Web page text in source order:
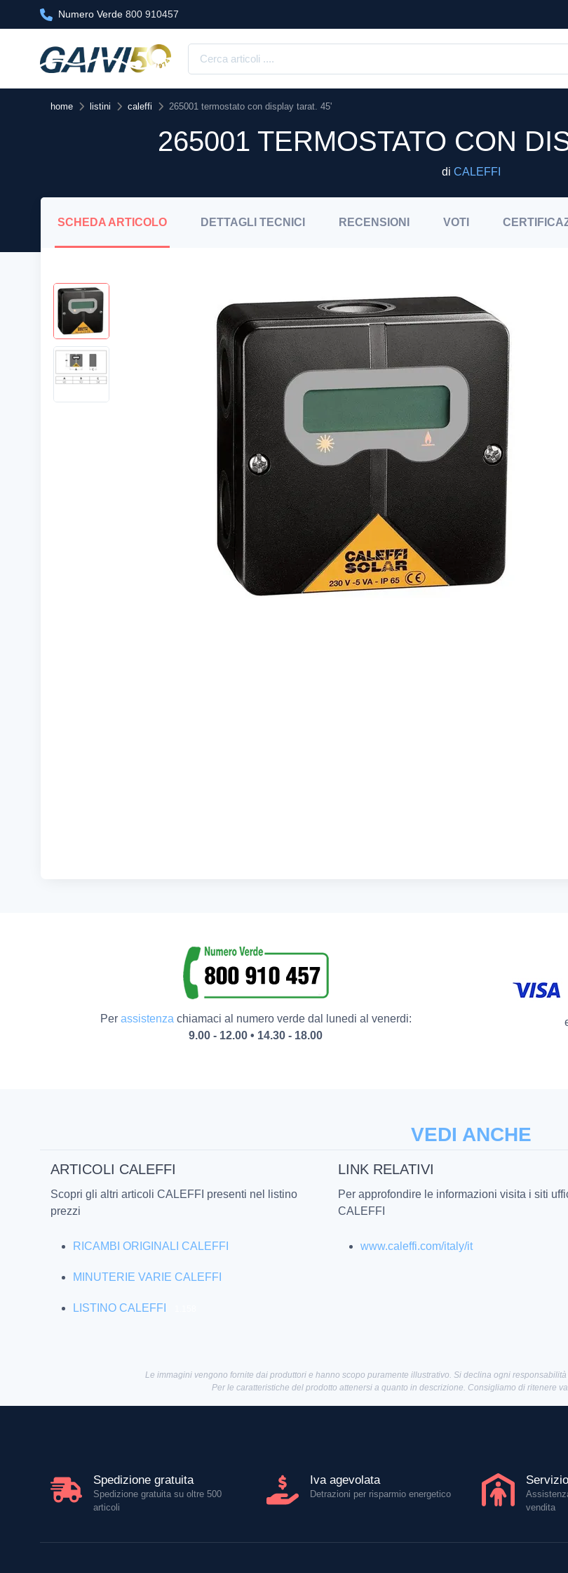
Numero Verde 800 910457
home listini caleffi 265001 termostato con display tarat. 45'
265001 TERMOSTATO CON
di CALEFFI
SCHEDA ARTICOLO DETTAGLI TECNICI RECENSIONI VOTI
Per assistenzachiamaci al numero verde dal lunedi al venerdi:
9.00 - 12.00 • 14.30 - 18.00
VEDI ANCHE
ARTICOLI CALEFFI
Scopri gli altri articoli CALEFFI presenti nel listino
prezzi
RICAMBI ORIGINALI CALEFFI
MINUTERIE VARIE CALEFFI
LISTINO CALEFFI
LINK RELATIVI
Per approfondire le informazioni visita i siti
CALEFFI
www.caleffi.com/italy/it
Le immagini vengono fornite dai produttori e hanno scopo puramente illustrativo. Si declina ogni
Per le caratteristiche del prodotto attenersi a quanto in descrizione. Consigliamo di ritenere
Spedizione gratuita
Spedizione gratuita su oltre 500
articoli
Iva agevolata
Detrazioni per risparmio energetico
vendita